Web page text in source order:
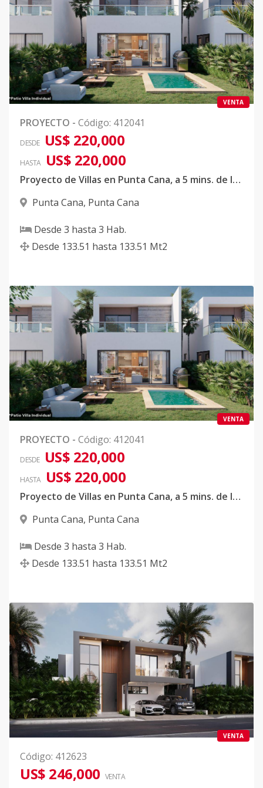
VENTA
PROYECTO - Código: 412041
DESDE US$ 220,000
HASTA US$ 220,000
Proyecto de Villas en Punta Cana, a 5 mins. de la playa, con acceso privado
Punta Cana, Punta Cana
Desde 3 hasta 3 Hab.
Desde 133.51 hasta 133.51 Mt2
VENTA
PROYECTO - Código: 412041
DESDE US$ 220,000
HASTA US$ 220,000
Proyecto de Villas en Punta Cana, a 5 mins. de la playa, con acceso privado
Punta Cana, Punta Cana
Desde 3 hasta 3 Hab.
Desde 133.51 hasta 133.51 Mt2
VENTA
Código: 412623
US$ 246,000 VENTA